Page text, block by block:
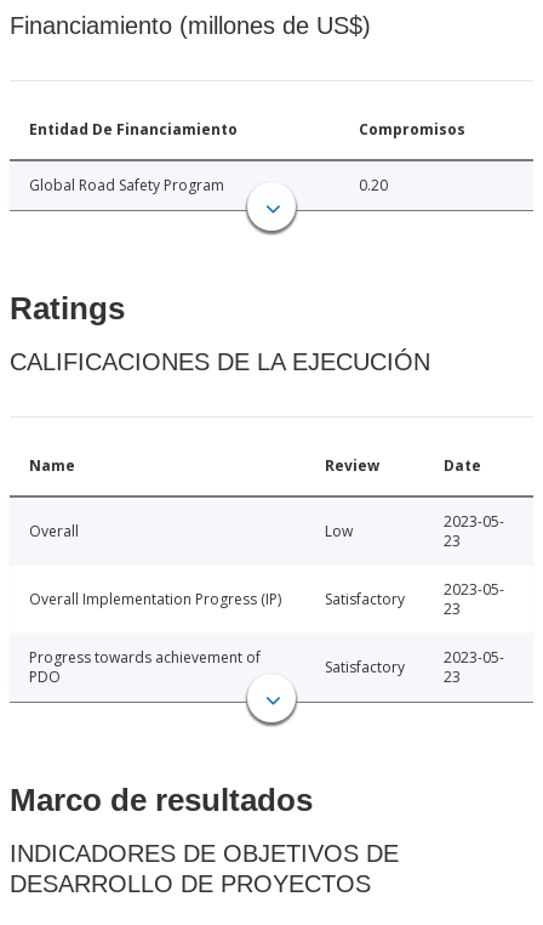
Financiamiento (millones de US$)
Entidad De Financiamiento Compromisos
Global Road Safety Program 0.20
Ratings
CALIFICACIONES DE LA EJECUCIÓN
Name Review Date
Overall Low
2023-05-
23
Overall Implementation Progress (IP) Satisfactory
2023-05-
23
Progress towards achievement of
PDO
Satisfactory
2023-05-
23
Marco de resultados
INDICADORES DE OBJETIVOS DE
DESARROLLO DE PROYECTOS